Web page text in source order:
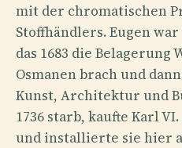
mit der chromatischen
Stoffhändlers. Eugen
das 1683 die Belagerung
Osmanen brach und
Kunst, Architektur und
1736 starb, kaufte Karl
und installierte sie hier